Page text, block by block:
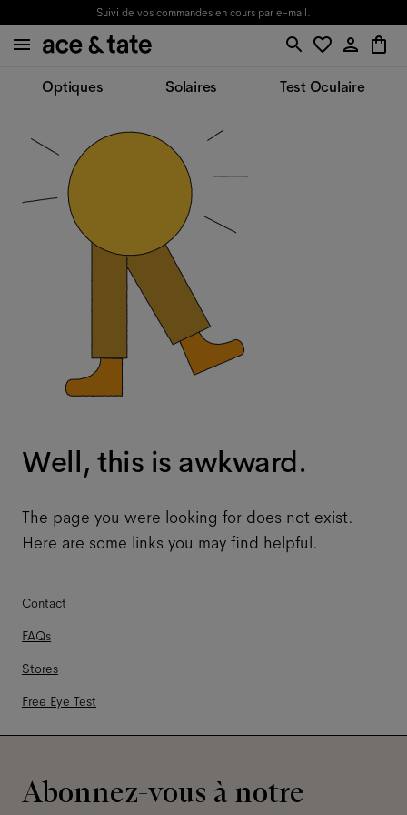
Suivi de vos commandes en cours par e-mail.
Optiques Solaires Test Oculaire
Well, this is awkward.
The page you were looking for does not exist.
Here are some links you may find helpful.
Contact
FAQs
Stores
Free Eye Test
Abonnez-vous à notre